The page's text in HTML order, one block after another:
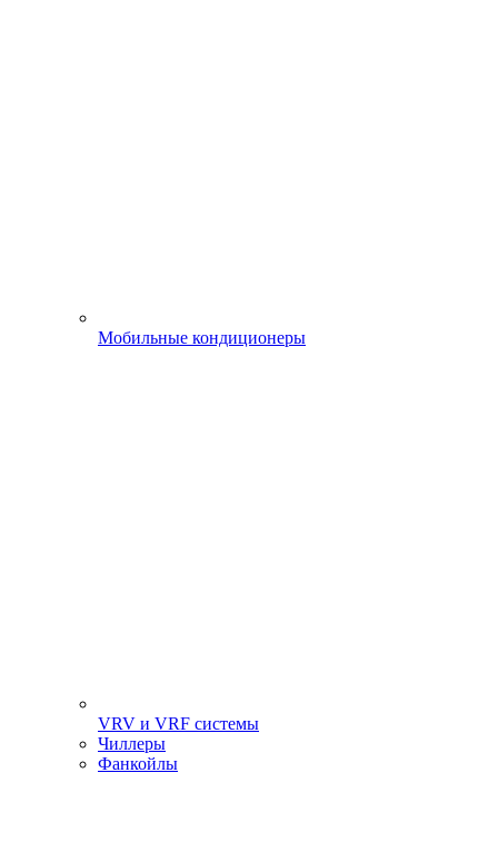
Мобильные кондиционеры
VRV и VRF системы
Чиллеры
Фанкойлы